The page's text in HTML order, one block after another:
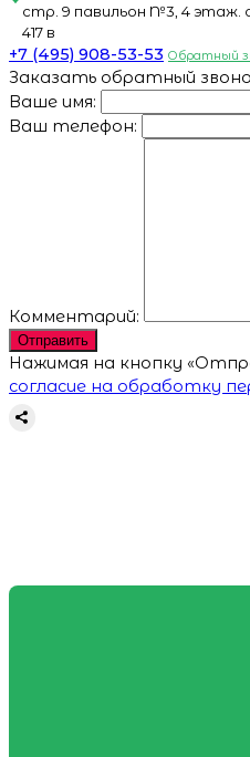
стр. 9 павильон №3, 4 этаж.
417 в
+7 (495) 908-53-53 Обратный
Заказать обратный
Ваше имя:
Ваш телефон:
Комментарий:
Отправить
Нажимая на кнопку
согласие на обработку